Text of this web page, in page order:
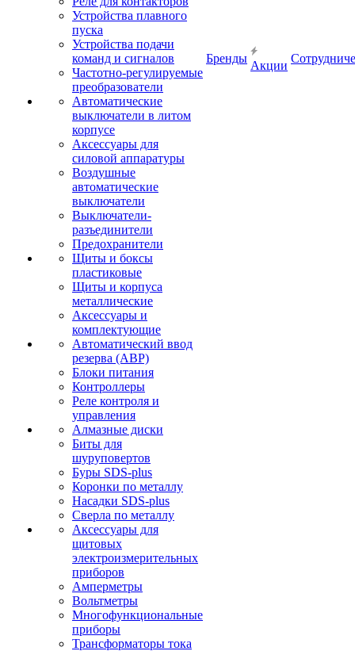
Устройства плавного
пуска
Устройства подачи
команд и сигналов
Частотно-регулируемые
преобразователи
Автоматические
выключатели в литом
корпусе
Аксессуары для
силовой аппаратуры
Воздушные
автоматические
выключатели
Выключатели-
разъединители
Предохранители
Щиты и боксы
пластиковые
Щиты и корпуса
металлические
Аксессуары и
комплектующие
Автоматический ввод
резерва (АВР)
Блоки питания
Контроллеры
Реле контроля и
управления
Алмазные диски
Биты для
шуруповертов
Буры SDS-plus
Коронки по металлу
Насадки SDS-plus
Сверла по металлу
Аксессуары для
щитовых
электроизмерительных
приборов
Амперметры
Вольтметры
Многофункциональные
приборы
Трансформаторы тока
Бренды
Акции